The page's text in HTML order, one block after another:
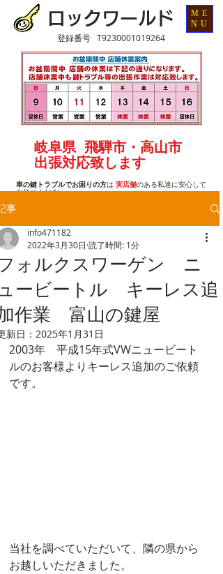
ロックワールド
車の鍵トラブルでお困りの方は 実店舗のある私達に安心して
お任せください
岐阜県 飛騨市・高山市
出張対応致します
登録番号 T9230001019264
ME
NU
事
ォルクスワーゲン ニ
ービートル キーレス追
作業 富山の鍵屋
info471182
2022年3月30日 読了時間: 1分
新日： 2025年1月31日
2003年　平成15年式VWニュービート
ルのお客様よりキーレス追加のご依頼
です。
当社を調べていただいて、隣の県から
お越しいただきました。